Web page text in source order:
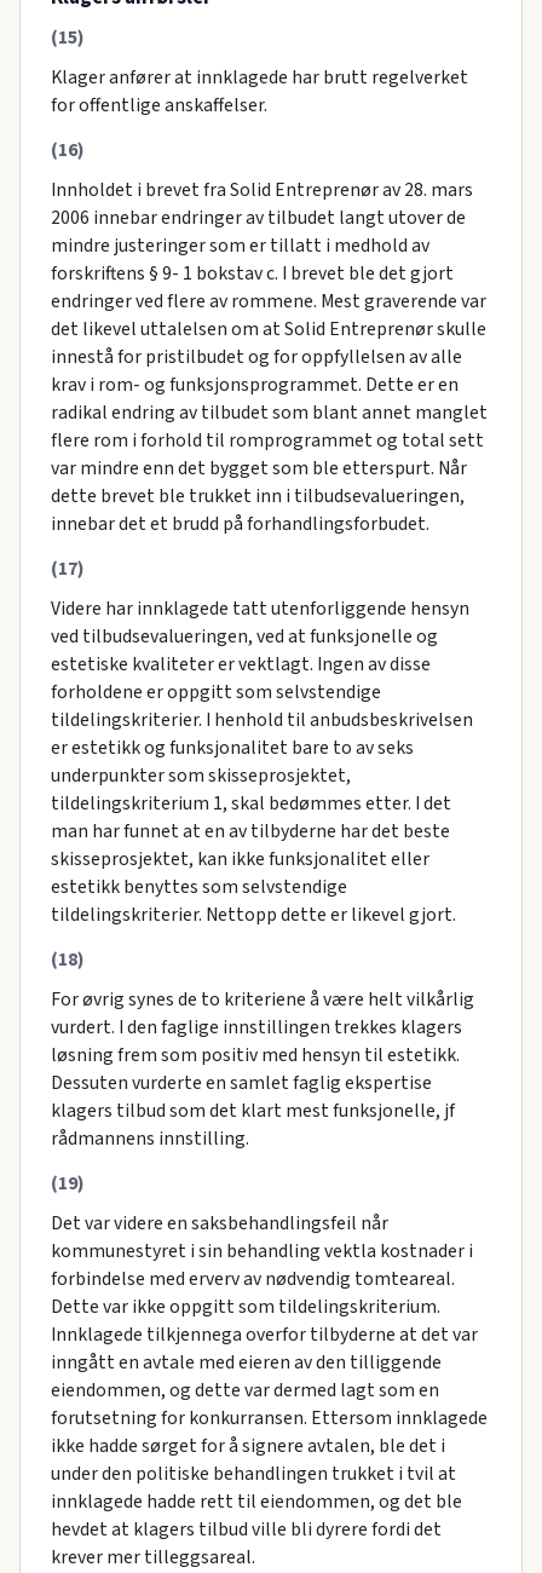
(15)
Klager anfører at innklagede har brutt regelverket
for offentlige anskaffelser.
(16)
Innholdet i brevet fra Solid Entreprenør av 28. mars
2006 innebar endringer av tilbudet langt utover de
mindre justeringer som er tillatt i medhold av
forskriftens § 9- 1 bokstav c. I brevet ble det gjort
endringer ved flere av rommene. Mest graverende var
det likevel uttalelsen om at Solid Entreprenør skulle
innestå for pristilbudet og for oppfyllelsen av alle
krav i rom- og funksjonsprogrammet. Dette er en
radikal endring av tilbudet som blant annet manglet
flere rom i forhold til romprogrammet og total sett
var mindre enn det bygget som ble etterspurt. Når
dette brevet ble trukket inn i tilbudsevalueringen,
innebar det et brudd på forhandlingsforbudet.
(17)
Videre har innklagede tatt utenforliggende hensyn
ved tilbudsevalueringen, ved at funksjonelle og
estetiske kvaliteter er vektlagt. Ingen av disse
forholdene er oppgitt som selvstendige
tildelingskriterier. I henhold til anbudsbeskrivelsen
er estetikk og funksjonalitet bare to av seks
underpunkter som skisseprosjektet,
tildelingskriterium 1, skal bedømmes etter. I det
man har funnet at en av tilbyderne har det beste
skisseprosjektet, kan ikke funksjonalitet eller
estetikk benyttes som selvstendige
tildelingskriterier. Nettopp dette er likevel gjort.
(18)
For øvrig synes de to kriteriene å være helt vilkårlig
vurdert. I den faglige innstillingen trekkes klagers
løsning frem som positiv med hensyn til estetikk.
Dessuten vurderte en samlet faglig ekspertise
klagers tilbud som det klart mest funksjonelle, jf
rådmannens innstilling.
(19)
Det var videre en saksbehandlingsfeil når
kommunestyret i sin behandling vektla kostnader i
forbindelse med erverv av nødvendig tomteareal.
Dette var ikke oppgitt som tildelingskriterium.
Innklagede tilkjennega overfor tilbyderne at det var
inngått en avtale med eieren av den tilliggende
eiendommen, og dette var dermed lagt som en
forutsetning for konkurransen. Ettersom innklagede
ikke hadde sørget for å signere avtalen, ble det i
under den politiske behandlingen trukket i tvil at
innklagede hadde rett til eiendommen, og det ble
hevdet at klagers tilbud ville bli dyrere fordi det
krever mer tilleggsareal.